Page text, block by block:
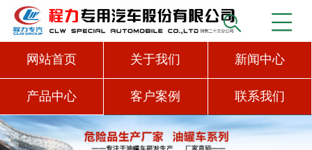
网站首页 关于我们 新闻中心
产品中心 客户案例 联系我们